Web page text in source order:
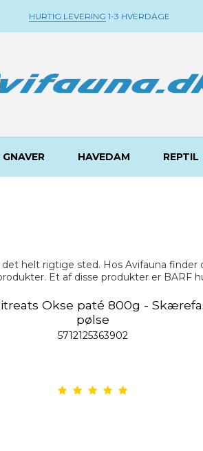
HURTIG LEVERING 1-3 HVERDAGE
GNAVER HAVEDAM REPTIL
helt rigtige sted. Hos Avifauna
Et af disse produkter er BARF
Okse paté 800g -
pølse
5712125363902